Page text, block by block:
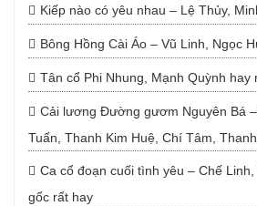
Kiếp nào có yêu nhau – Lệ Thủy,
Bông Hồng Cài Áo – Vũ Linh, Ngọc
Tân cổ Phi Nhung, Mạnh Quỳnh hay
Cải lương Đường gươm Nguyên Bá
Tuấn, Thanh Kim Huệ, Chí Tâm,
Ca cổ đoạn cuối tình yêu – Chế
gốc rất hay